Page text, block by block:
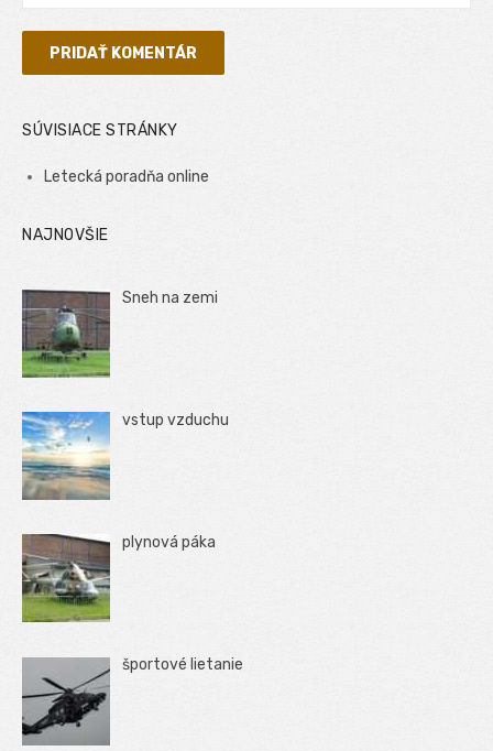
SÚVISIACE STRÁNKY
Letecká poradňa online
NAJNOVŠIE
Sneh na zemi
vstup vzduchu
plynová páka
športové lietanie